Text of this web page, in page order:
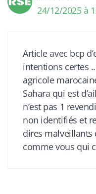
24/12/2025 à
Article avec bcp
intentions certes
agricole
Sahara qui est
n’est pas 1
non identifiés et
dires malveillants
comme vous qui